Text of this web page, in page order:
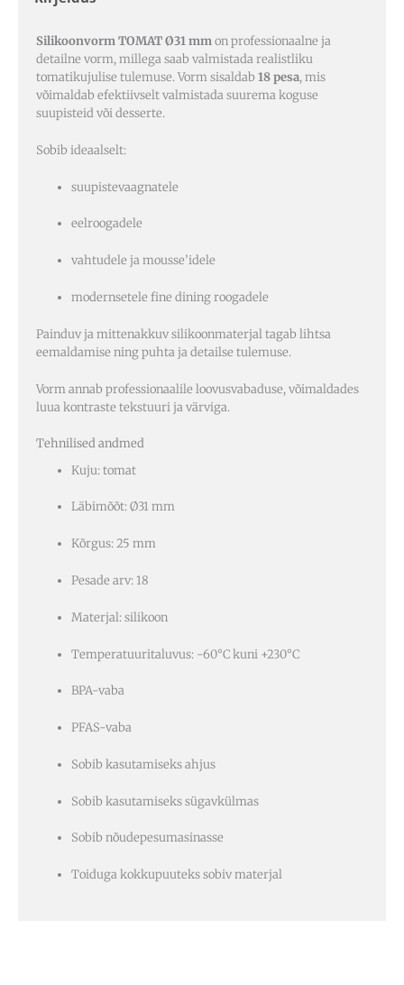
Silikoonvorm TOMAT Ø31 mmon professionaalne ja
detailne vorm, millega saab valmistada realistliku
tomatikujulise tulemuse. Vorm sisaldab 18 pesa, mis
võimaldab efektiivselt valmistada suurema koguse
suupisteid või desserte.
Sobib ideaalselt:
suupistevaagnatele
eelroogadele
vahtudele ja mousse’idele
modernsetele fine dining roogadele
Painduv ja mittenakkuv silikoonmaterjal tagab lihtsa
eemaldamise ning puhta ja detailse tulemuse.
Vorm annab professionaalile loovusvabaduse, võimaldades
luua kontraste tekstuuri ja värviga.
Tehnilised andmed
Kuju: tomat
Läbimõõt: Ø31 mm
Kõrgus: 25 mm
Pesade arv: 18
Materjal: silikoon
Temperatuuritaluvus: -60°C kuni +230°C
BPA-vaba
PFAS-vaba
Sobib kasutamiseks ahjus
Sobib kasutamiseks sügavkülmas
Sobib nõudepesumasinasse
Toiduga kokkupuuteks sobiv materjal